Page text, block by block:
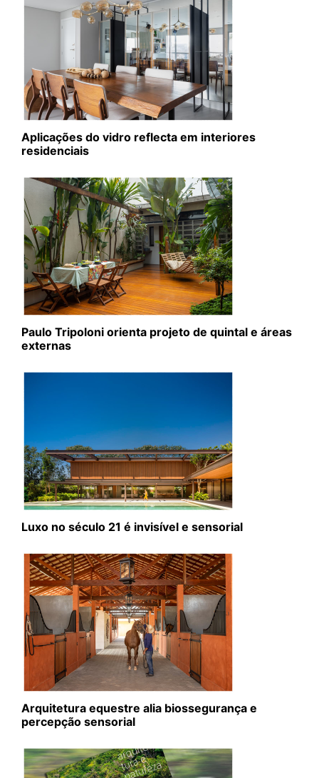
Aplicações do vidro reflecta em interiores
residenciais
Paulo Tripoloni orienta projeto de quintal e áreas
externas
Luxo no século 21 é invisível e sensorial
Arquitetura equestre alia biossegurança e
percepção sensorial